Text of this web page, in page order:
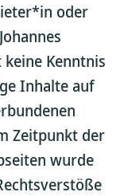
oder
Kenntnis
Inhalte auf
Zeitpunkt der
wurde